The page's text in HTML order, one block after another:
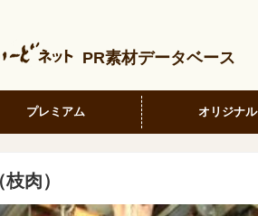
PR素材データベース
プレミアム オリジナル
肉）